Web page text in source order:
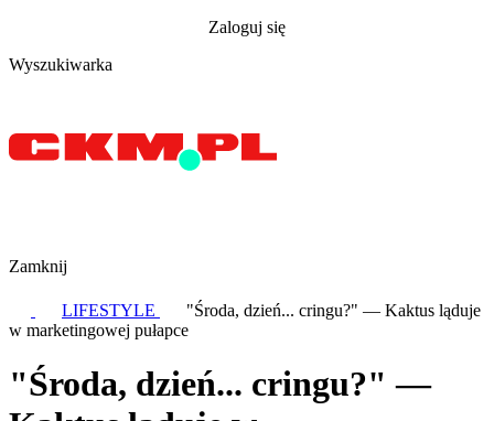
Zaloguj się
Wyszukiwarka
Zamknij
LIFESTYLE
"Środa, dzień... cringu?" — Kaktus ląduje
w marketingowej pułapce
"Środa, dzień... cringu?" —